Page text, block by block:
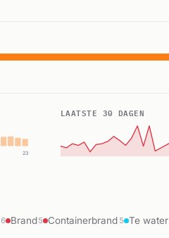
23
LAATSTE 30 DAGEN
6 Brand5 Containerbrand 5 Te water